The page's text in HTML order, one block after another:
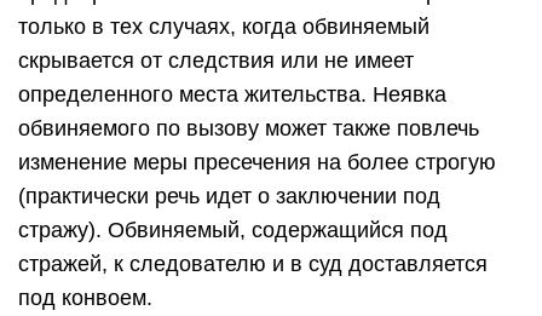
только в тех случаях, когда обвиняемый
скрывается от следствия или не имеет
определенного места жительства. Неявка
обвиняемого по вызову может также повлечь
изменение меры пресечения на более строгую
(практически речь идет о заключении под
стражу). Обвиняемый, содержащийся под
стражей, к следователю и в суд доставляется
под конвоем.